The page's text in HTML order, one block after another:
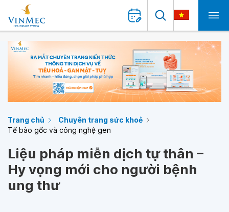
Trang chủ
Chuyên trang sức khoẻ
Tế bào gốc và công nghệ gen
Liệu pháp miễn dịch tự thân –
Hy vọng mới cho người bệnh
ung thư